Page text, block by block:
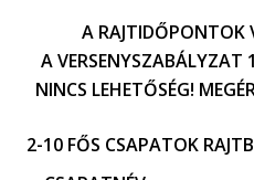
A
AVERSENYSZABÁLYZAT
NINCS LEHETŐSÉG!
2-10 FŐS CSAPATOK